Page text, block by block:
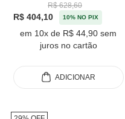
R$ 628,60
R$ 404,10 10% NO PIX
em 10x de R$ 44,90 sem
juros no cartão
ADICIONAR